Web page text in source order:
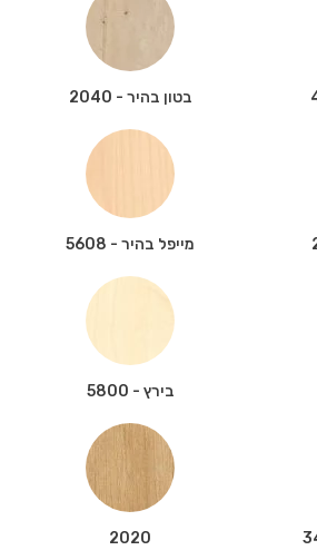
בטון בהיר - 2040
מייפל בהיר - 5608
בירץ - 5800
2020